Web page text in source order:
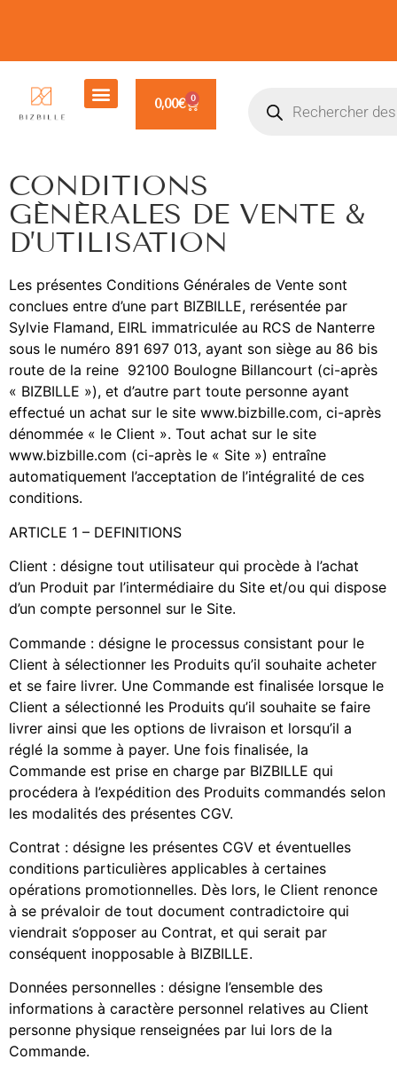
0,00€ 0
CONDITIONS
GÉNÉRALES DE VENTE &
D’UTILISATION
Les présentes Conditions Générales de Vente sont
conclues entre d’une part BIZBILLE, rerésentée par
Sylvie Flamand, EIRL immatriculée au RCS de Nanterre
sous le numéro 891 697 013, ayant son siège au 86 bis
route de la reine 92100 Boulogne Billancourt (ci-après
« BIZBILLE »), et d’autre part toute personne ayant
effectué un achat sur le site www.bizbille.com, ci-après
dénommée « le Client ». Tout achat sur le site
www.bizbille.com (ci-après le « Site ») entraîne
automatiquement l’acceptation de l’intégralité de ces
conditions.
ARTICLE 1 – DEFINITIONS
Client : désigne tout utilisateur qui procède à l’achat
d’un Produit par l’intermédiaire du Site et/ou qui dispose
d’un compte personnel sur le Site.
Commande : désigne le processus consistant pour le
Client à sélectionner les Produits qu’il souhaite acheter
et se faire livrer. Une Commande est finalisée lorsque le
Client a sélectionné les Produits qu’il souhaite se faire
livrer ainsi que les options de livraison et lorsqu’il a
réglé la somme à payer. Une fois finalisée, la
Commande est prise en charge par BIZBILLE qui
procédera à l’expédition des Produits commandés selon
les modalités des présentes CGV.
Contrat : désigne les présentes CGV et éventuelles
conditions particulières applicables à certaines
opérations promotionnelles. Dès lors, le Client renonce
à se prévaloir de tout document contradictoire qui
viendrait s’opposer au Contrat, et qui serait par
conséquent inopposable à BIZBILLE.
Données personnelles : désigne l’ensemble des
informations à caractère personnel relatives au Client
personne physique renseignées par lui lors de la
Commande.